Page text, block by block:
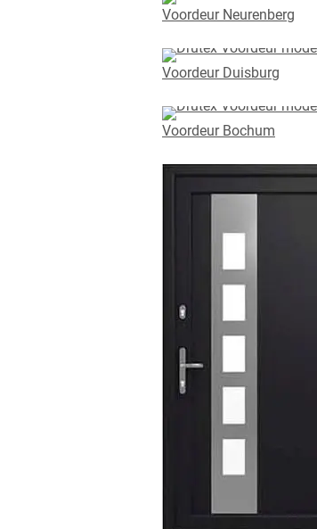
Voordeur Neurenberg
Voordeur Duisburg
Voordeur Bochum